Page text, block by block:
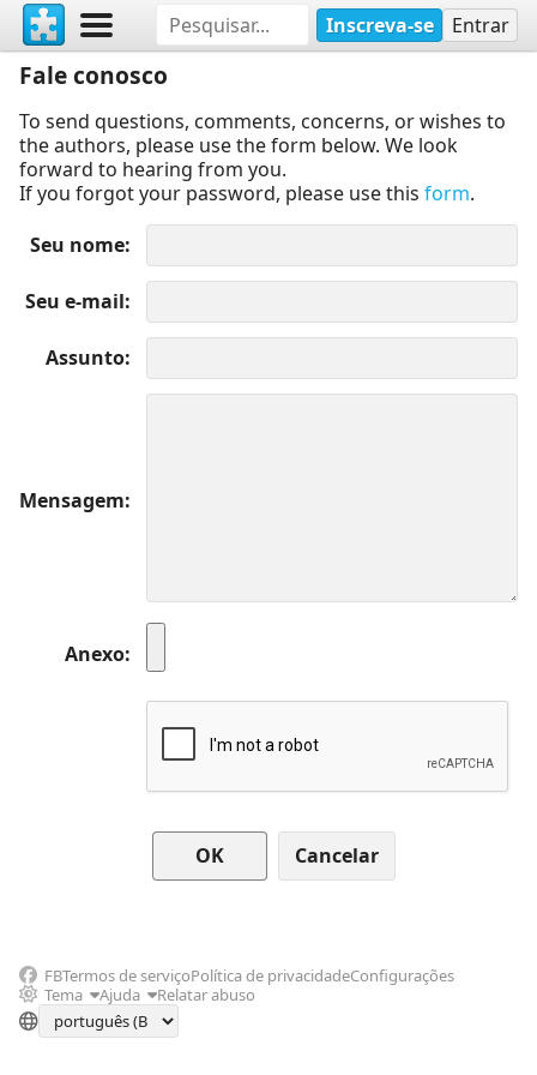
Inscreva-se Entrar
Fale conosco
To send questions, comments, concerns, or wishes to
the authors, please use the form below. We look
forward to hearing from you.
If you forgot your password, please use this form.
Seu nome
Seu e-mail
Assunto
Mensagem
Anexo
Cancelar
FBTermos de serviçoPolítica de privacidadeConfigurações
Tema
Ajuda Relatar abuso